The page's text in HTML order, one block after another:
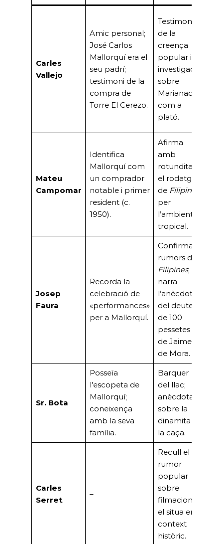
Carles
Vallejo
Amic personal;
José Carlos
Mallorquí era el
seu padrí;
testimoni de la
compra de
Torre El Cerezo.
Testimoni
de la
creença
popular i la
investigació
sobre
Marianao
com a
plató.
Mateu
Campomar
Identifica
Mallorquí com
un comprador
notable i primer
resident (c.
1950).
Afirma
amb
rotunditat
el rodatge
de Filipines
per
l’ambient
tropical.
Josep
Faura
Recorda la
celebració de
«performances»
per a Mallorquí.
Confirma
rumors de
Filipines;
narra
l’anècdota
del deute
de 100
pessetes
de Jaime
de Mora.
Sr. Bota
Posseïa
l’escopeta de
Mallorquí;
coneixença
amb la seva
família.
Barquer
del llac;
anècdota
sobre la
dinamita i
la caça.
Carles
Serret
–
Recull el
rumor
popular
sobre
filmacions i
el situa en
context
històric.